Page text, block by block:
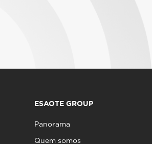
ESAOTE GROUP
Panorama
Quem somos